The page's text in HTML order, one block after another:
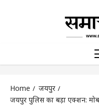
Home
जयपुर
जयपुर पुलिस का बड़ा एक्शन: